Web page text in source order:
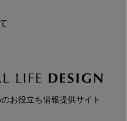
お役立ち情報提供サイト